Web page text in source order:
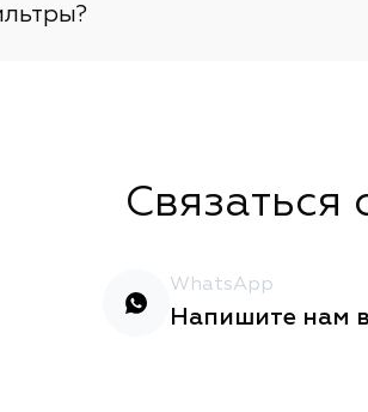
Связаться
WhatsApp
Напишите нам